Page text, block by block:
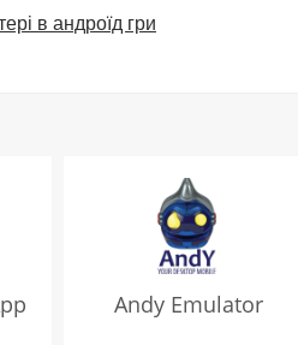
в андроїд гри
Andy Emulator